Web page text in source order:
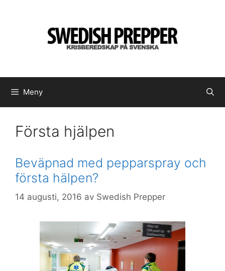
Meny
Första hjälpen
Beväpnad med pepparspray och
första hälpen?
14 augusti, 2016 av Swedish Prepper